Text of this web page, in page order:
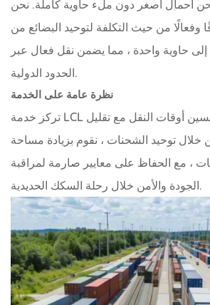
أحمال أصغر دون ملء حاوية كاملة. نحن
وفعالًا من حيث التكلفة لتوحيد البضائع من
إلى حاوية واحدة ، مما يضمن نقل فعال عبر
الحدود الدولية.
نظرة عامة على الخدمة
تركز خدمة LCL الخاصة بنا على تحسين أوقات النقل مع تقليل
توحيد الشحنات ، نقوم بزيادة مساحة
، مع الحفاظ على معايير صارمة لمراقبة
الجودة والأمن خلال رحلة السكك الحديدية.